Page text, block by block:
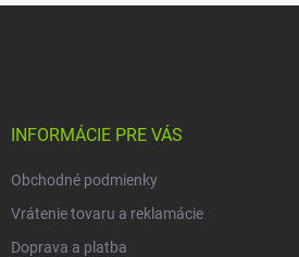
INFORMÁCIE PRE VÁS
Obchodné podmienky
Vrátenie tovaru a reklamácie
Doprava a platba